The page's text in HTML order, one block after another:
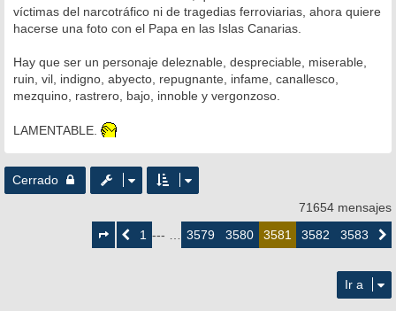
a
j
víctimas del narcotráfico ni de tragedias ferroviarias, ahora quiere
hacerse una foto con el Papa en las Islas Canarias.
Hay que ser un personaje deleznable, despreciable, miserable,
ruin, vil, indigno, abyecto, repugnante, infame, canallesco,
mezquino, rastrero, bajo, innoble y vergonzoso.
LAMENTABLE.
Cerrado
71654 mensajes
3581
deAnterior
1 --- … 3579 3580 3581 3582 3583
Ir a